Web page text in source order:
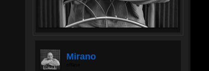
Mirano